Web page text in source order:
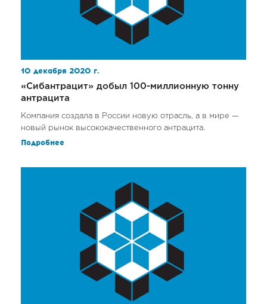
10 декабря 2020 г.
«Сибантрацит» добыл 100-миллионную тонну
антрацита
Компания создала в России новую отрасль, а в мире —
новый рынок высококачественного антрацита.
Подробнее